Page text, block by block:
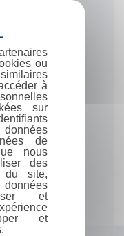
ou
à
sur
de
nous
des
du site,
et
et